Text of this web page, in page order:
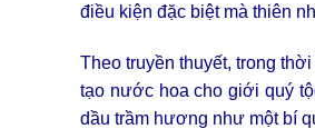
điều kiện đặc biệt mà thiên
Theo truyền thuyết, trong
tạo nước hoa cho giới quý
dầu trầm hương như một bí